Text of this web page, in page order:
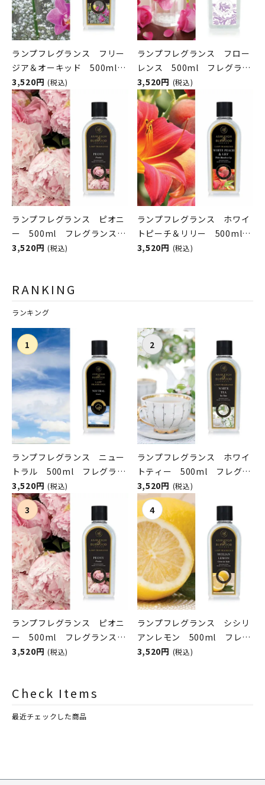
ランプフレグランス フリー
ジア＆オーキッド 500ml
フレグランスランプ用オイ
ル
ASHLEIGH&BURWOOD（ア
シュレイアンドバーウッド）
3,520円 (税込)
ランプフレグランス フロー
レンス 500ml フレグラン
スランプ用オイル
ASHLEIGH&BURWOOD（ア
シュレイアンドバーウッド）
3,520円 (税込)
ランプフレグランス ピオニ
ー 500ml フレグランスラ
ンプ用オイル
3,520円 (税込)
ランプフレグランス ホワイ
トピーチ＆リリー 500ml
フレグランスランプ用オイ
3,520円 (税込)
RANKING
ランキング
ランプフレグランス ニュー
トラル 500ml フレグラン
スランプ用オイル
ASHLEIGH&BURWOOD（ア
シュレイアンドバーウッド）
3,520円 (税込)
ランプフレグランス ホワイ
トティー 500ml フレグラ
ンスランプ用オイル
ASHLEIGH&BURWOOD（ア
シュレイアンドバーウッド）
3,520円 (税込)
ランプフレグランス ピオニ
ー 500ml フレグランスラ
ンプ用オイル
3,520円 (税込)
ランプフレグランス シシリ
アンレモン 500ml フレグ
ランスランプ用オイル
3,520円 (税込)
Check Items
最近チェックした商品